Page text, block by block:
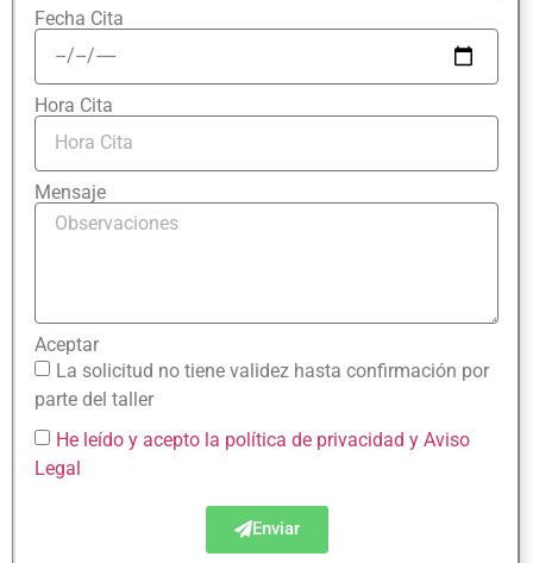
Fecha Cita
Hora Cita
Mensaje
Aceptar
La solicitud no tiene validez hasta confirmación por
parte del taller
He leído y acepto la política de privacidad y Aviso
Legal
Enviar